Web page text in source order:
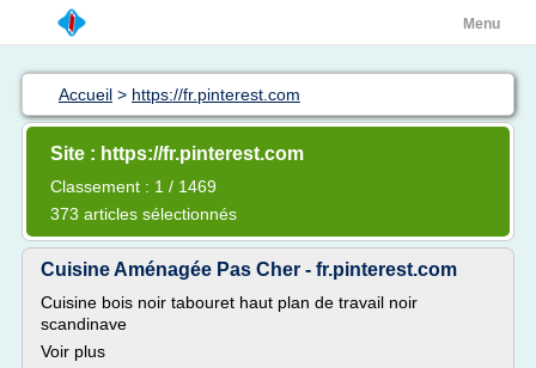
Menu
Accueil > https://fr.pinterest.com
Site : https://fr.pinterest.com
Classement : 1 / 1469
373 articles sélectionnés
Cuisine Aménagée Pas Cher - fr.pinterest.com
Cuisine bois noir tabouret haut plan de travail noir
scandinave
Voir plus